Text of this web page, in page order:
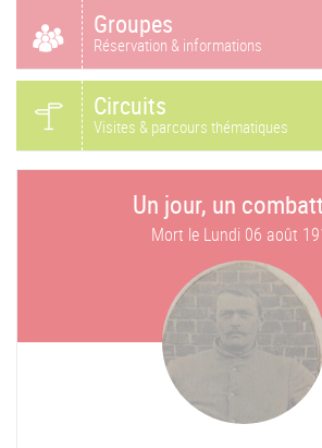
Groupes
Réservation & informations
Circuits
Visites & parcours thématiques
Un jour, un
Mort le Lundi 06 août